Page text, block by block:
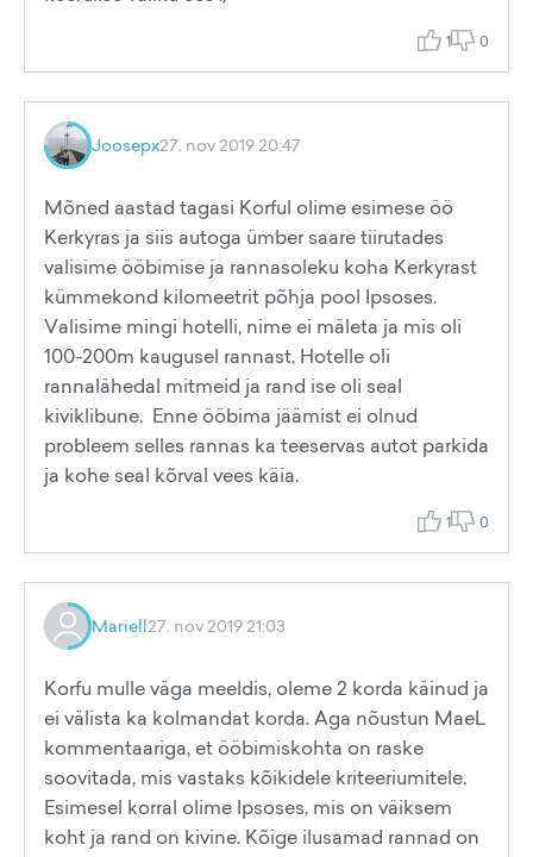
1 0
Joosepx27. nov 2019 20:47
Mõned aastad tagasi Korful olime esimese öö
Kerkyras ja siis autoga ümber saare tiirutades
valisime ööbimise ja rannasoleku koha Kerkyrast
kümmekond kilomeetrit põhja pool Ipsoses.
Valisime mingi hotelli, nime ei mäleta ja mis oli
100-200m kaugusel rannast. Hotelle oli
rannalähedal mitmeid ja rand ise oli seal
kiviklibune. Enne ööbima jäämist ei olnud
probleem selles rannas ka teeservas autot parkida
ja kohe seal kõrval vees käia.
1 0
Mariell27. nov 2019 21:03
Korfu mulle väga meeldis, oleme 2 korda käinud ja
ei välista ka kolmandat korda. Aga nõustun MaeL
kommentaariga, et ööbimiskohta on raske
soovitada, mis vastaks kõikidele kriteeriumitele.
Esimesel korral olime Ipsoses, mis on väiksem
koht ja rand on kivine. Kõige ilusamad rannad on